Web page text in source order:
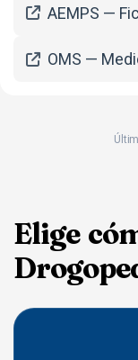
AEMPS —
OMS —
Elige